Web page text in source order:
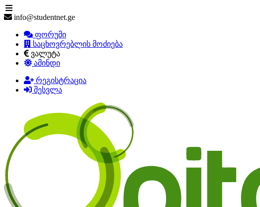
info@studentnet.ge
ფორუმი
საცხოვრებლის მოძიება
ვალუტა
ამინდი
რეგისტრაცია
შესვლა